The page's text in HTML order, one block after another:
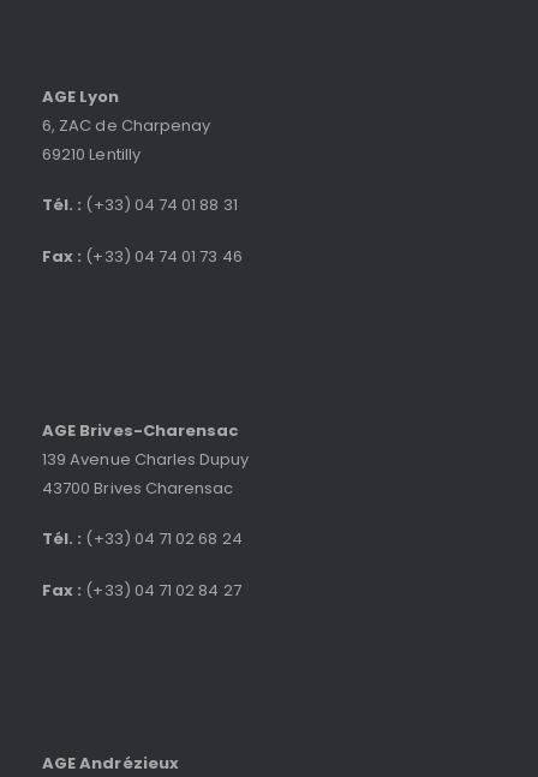
AGE Lyon
6, ZAC de Charpenay
69210 Lentilly
Tél. : (+33) 04 74 01 88 31
Fax : (+33) 04 74 01 73 46
AGE Brives-Charensac
139 Avenue Charles Dupuy
43700 Brives Charensac
Tél. : (+33) 04 71 02 68 24
Fax : (+33) 04 71 02 84 27
AGE Andrézieux